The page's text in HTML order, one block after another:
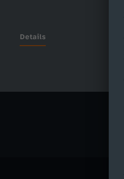
Details